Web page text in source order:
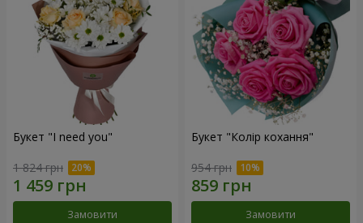
Букет "I need you"
1 824 грн
Замовити
Букет "Колір кохання"
954 грн
Замовити